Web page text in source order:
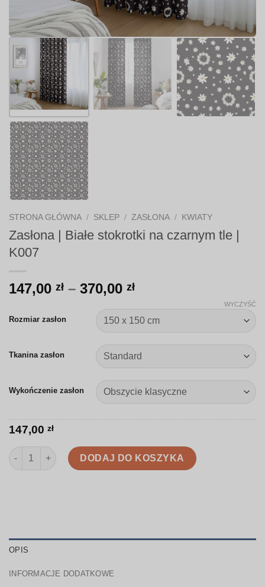
STRONA GŁÓWNA / SKLEP / ZASŁONA / KWIATY
Zasłona | Białe stokrotki na czarnym tle |
K007
147,00 zł – 370,00 złZakres
od
147,00 zł
do
370,00 zł
Rozmiar zasłon
Tkanina zasłon
Wykończenie zasłon
WYCZYŚĆ
147,00 zł
ilość Zasłona | Białe stokrotki na czarnym tle | K007
DODAJ DO KOSZYKA
OPIS
INFORMACJE DODATKOWE